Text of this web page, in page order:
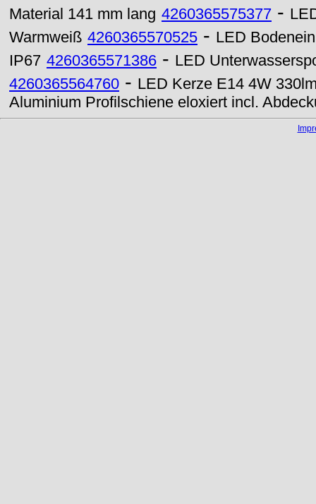
Material 141 mm lang 4260365575377 -
Warmweiß 4260365570525 - LED
IP67 4260365571386 - LED
4260365564760 - LED Kerze E14 4W
Aluminium Profilschiene eloxiert incl.